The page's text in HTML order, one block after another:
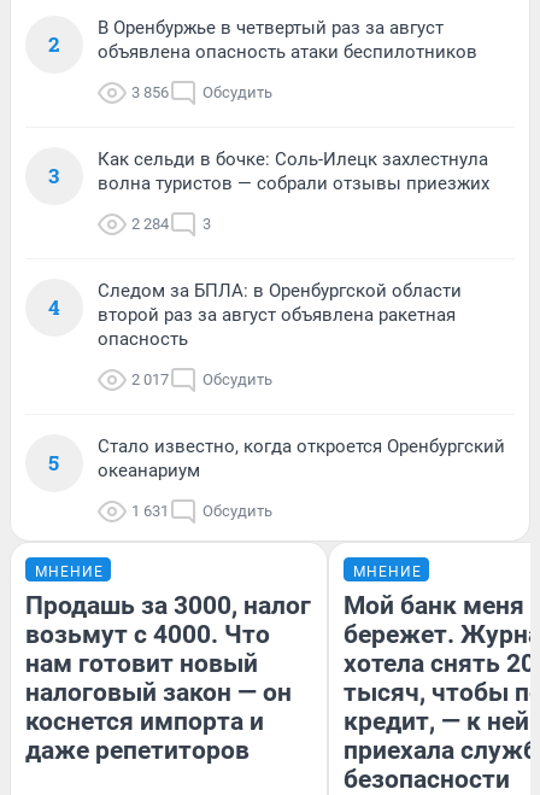
2
В Оренбуржье в четвертый раз за август
объявлена опасность атаки беспилотников
3 856 Обсудить
3
Как сельди в бочке: Соль-Илецк захлестнула
волна туристов — собрали отзывы приезжих
2 284 3
4
Следом за БПЛА: в Оренбургской области
второй раз за август объявлена ракетная
опасность
2 017 Обсудить
5
Стало известно, когда откроется Оренбургский
океанариум
1 631 Обсудить
МНЕНИЕ
Продашь за 3000, налог
возьмут с 4000. Что
нам готовит новый
налоговый закон — он
коснется импорта и
даже репетиторов
МНЕНИЕ
Мой банк меня
бережет.
хотела снять
тысяч, чтобы
кредит, — к
приехала
безопасности